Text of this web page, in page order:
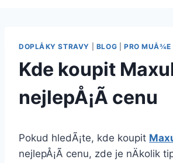
DOPLÅKY STRAVY BLOG PRO MUÅ¾E
Kde koupit
nejlepÅ¡Ã­ cenu
Pokud hledÃ¡te, kde koupit
nejlepÅ¡Ã­ cenu, zde je nÄkolik